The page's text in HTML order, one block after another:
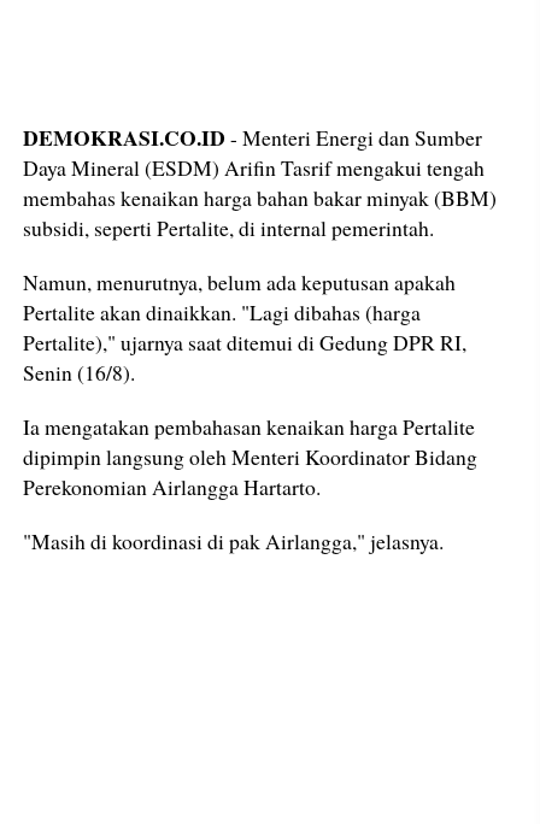
DEMOKRASI.CO.ID - Menteri Energi dan Sumber
Daya Mineral (ESDM) Arifin Tasrif mengakui tengah
membahas kenaikan harga bahan bakar minyak (BBM)
subsidi, seperti Pertalite, di internal pemerintah.
Namun, menurutnya, belum ada keputusan apakah
Pertalite akan dinaikkan. "Lagi dibahas (harga
Pertalite)," ujarnya saat ditemui di Gedung DPR RI,
Senin (16/8).
Ia mengatakan pembahasan kenaikan harga Pertalite
dipimpin langsung oleh Menteri Koordinator Bidang
Perekonomian Airlangga Hartarto.
"Masih di koordinasi di pak Airlangga," jelasnya.